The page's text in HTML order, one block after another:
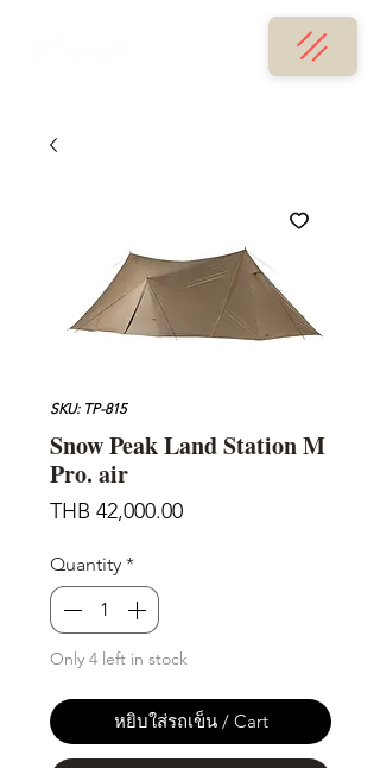
SKU: TP-815
Snow Peak Land Station M
Pro. air
THB 42,000.00Price
Quantity *
Only 4 left in stock
หยิบใส่รถเข็น / Cart